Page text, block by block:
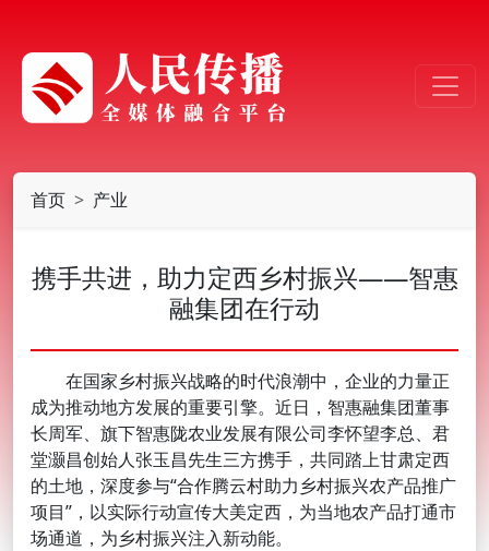
首页 产业
携手共进，助力定西乡村振兴——智惠
融集团在行动
在国家乡村振兴战略的时代浪潮中，企业的力量正
成为推动地方发展的重要引擎。近日，智惠融集团董事
长周军、旗下智惠陇农业发展有限公司李怀望李总、君
堂灏昌创始人张玉昌先生三方携手，共同踏上甘肃定西
的土地，深度参与“合作腾云村助力乡村振兴农产品推广
项目”，以实际行动宣传大美定西，为当地农产品打通市
场通道，为乡村振兴注入新动能。